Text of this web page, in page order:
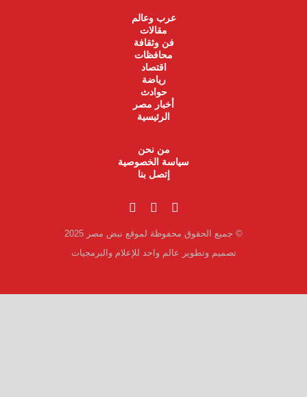
عرب وعالم
مقالات
فن وثقافة
محافظات
اقتصاد
رياضة
حوادث
أخبار مصر
الرئيسية
من نحن
سياسة الخصوصية
إتصل بنا
© جميع الحقوق محفوظة لموقع نبض مصر 2025
تصميم وتطوير عالم واحد للإعلام والبرمجيات